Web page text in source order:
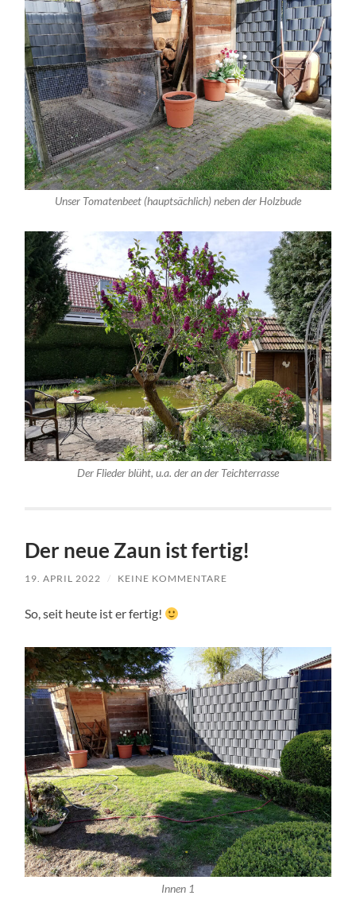
Unser Tomatenbeet (hauptsächlich) neben der Holzbude
Der Flieder blüht, u.a. der an der Teichterrasse
Der neue Zaun ist fertig!
19. APRIL 2022 / KEINE KOMMENTARE
So, seit heute ist er fertig!
Innen 1